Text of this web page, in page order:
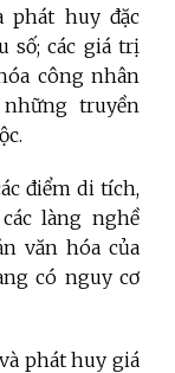
huy đặc
số; các giá trị
công nhân
truyền
điểm di tích,
làng nghề
văn hóa của
có nguy cơ
phát huy giá